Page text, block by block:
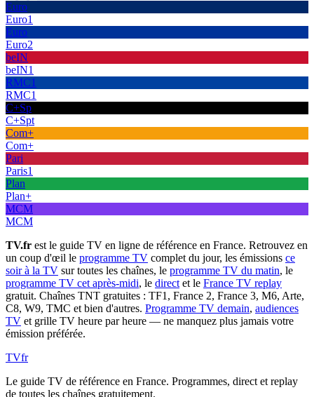
Euro
Euro1
Euro
Euro2
beIN
beIN1
RMC1
RMC1
C+Sp
C+Spt
Com+
Com+
Pari
Paris1
Plan
Plan+
MCM
MCM
TV.fr est le guide TV en ligne de référence en France. Retrouvez en
un coup d'œil le programme TV complet du jour, les émissions ce
soir à la TV sur toutes les chaînes, le programme TV du matin, le
programme TV cet après-midi, le direct et le France TV replay
gratuit. Chaînes TNT gratuites : TF1, France 2, France 3, M6, Arte,
C8, W9, TMC et bien d'autres. Programme TV demain, audiences
TV et grille TV heure par heure — ne manquez plus jamais votre
émission préférée.
TVfr
Le guide TV de référence en France. Programmes, direct et replay
de toutes les chaînes gratuitement.